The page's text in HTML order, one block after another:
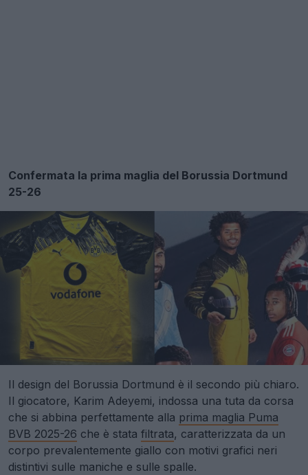
Confermata la prima maglia del Borussia Dortmund
25-26
Il design del Borussia Dortmund è il secondo più chiaro.
Il giocatore, Karim Adeyemi, indossa una tuta da corsa
che si abbina perfettamente alla prima maglia Puma
BVB 2025-26 che è stata filtrata, caratterizzata da un
corpo prevalentemente giallo con motivi grafici neri
distintivi sulle maniche e sulle spalle.